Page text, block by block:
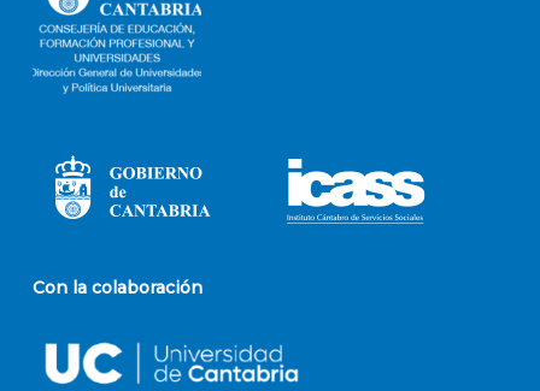
Con la colaboración